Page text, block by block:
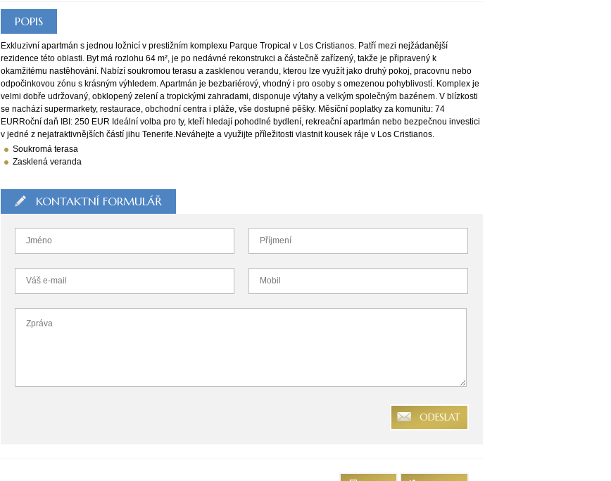
POPIS
Exkluzivní apartmán s jednou ložnicí v prestižním komplexu Parque Tropical v Los Cristianos. Patří mezi nejžádanější
rezidence této oblasti. Byt má rozlohu 64 m², je po nedávné rekonstrukci a částečně zařízený, takže je připravený k
okamžitému nastěhování. Nabízí soukromou terasu a zasklenou verandu, kterou lze využít jako druhý pokoj, pracovnu nebo
odpočinkovou zónu s krásným výhledem. Apartmán je bezbariérový, vhodný i pro osoby s omezenou pohyblivostí. Komplex je
velmi dobře udržovaný, obklopený zelení a tropickými zahradami, disponuje výtahy a velkým společným bazénem. V blízkosti
se nachází supermarkety, restaurace, obchodní centra i pláže, vše dostupné pěšky. Měsíční poplatky za komunitu: 74
EURRoční daň IBI: 250 EUR Ideální volba pro ty, kteří hledají pohodlné bydlení, rekreační apartmán nebo bezpečnou investici
v jedné z nejatraktivnějších částí jihu Tenerife.Neváhejte a využijte příležitosti vlastnit kousek ráje v Los Cristianos.
Soukromá terasa
Zasklená veranda
KONTAKTNÍ FORMULÁŘ
ODESLAT